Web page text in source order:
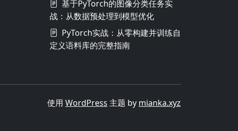
基于PyTorch的图像分类任务实
战：从数据预处理到模型优化
PyTorch实战：从零构建并训练自
定义语料库的完整指南
使用 WordPress 主题 by mianka.xyz